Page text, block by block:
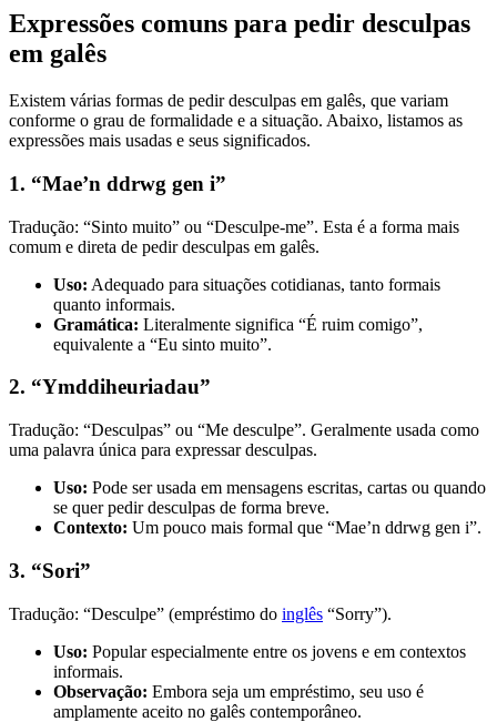
Expressões comuns para pedir desculpas
em galês
Existem várias formas de pedir desculpas em galês, que variam
conforme o grau de formalidade e a situação. Abaixo, listamos as
expressões mais usadas e seus significados.
1. “Mae’n ddrwg gen i”
Tradução: “Sinto muito” ou “Desculpe-me”. Esta é a forma mais
comum e direta de pedir desculpas em galês.
Uso: Adequado para situações cotidianas, tanto formais
quanto informais.
Gramática: Literalmente significa “É ruim comigo”,
equivalente a “Eu sinto muito”.
2. “Ymddiheuriadau”
Tradução: “Desculpas” ou “Me desculpe”. Geralmente usada como
uma palavra única para expressar desculpas.
Uso: Pode ser usada em mensagens escritas, cartas ou quando
se quer pedir desculpas de forma breve.
Contexto: Um pouco mais formal que “Mae’n ddrwg gen i”.
3. “Sori”
Tradução: “Desculpe” (empréstimo do inglês “Sorry”).
Uso: Popular especialmente entre os jovens e em contextos
informais.
Observação: Embora seja um empréstimo, seu uso é
amplamente aceito no galês contemporâneo.